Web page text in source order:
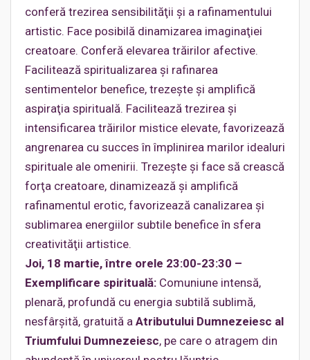
conferă trezirea sensibilităţii şi a rafinamentului
artistic. Face posibilă dinamizarea imaginaţiei
creatoare. Conferă elevarea trăirilor afective.
Facilitează spiritualizarea şi rafinarea
sentimentelor benefice, trezeşte şi amplifică
aspiraţia spirituală. Facilitează trezirea şi
intensificarea trăirilor mistice elevate, favorizează
angrenarea cu succes în împlinirea marilor idealuri
spirituale ale omenirii. Trezeşte şi face să crească
forţa creatoare, dinamizează şi amplifică
rafinamentul erotic, favorizează canalizarea şi
sublimarea energiilor subtile benefice în sfera
creativităţii artistice.
Joi, 18 martie, între orele 23:00-23:30 –
Exemplificare spirituală: Comuniune intensă,
plenară, profundă cu energia subtilă sublimă,
nesfârşită, gratuită a Atributului Dumnezeiesc al
Triumfului Dumnezeiesc, pe care o atragem din